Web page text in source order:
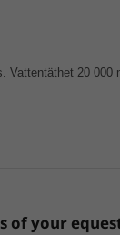
20
of your